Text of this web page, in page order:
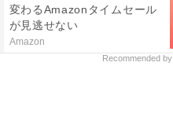
変わるAmazonタイムセール
が見逃せない
Amazon
Recommended by